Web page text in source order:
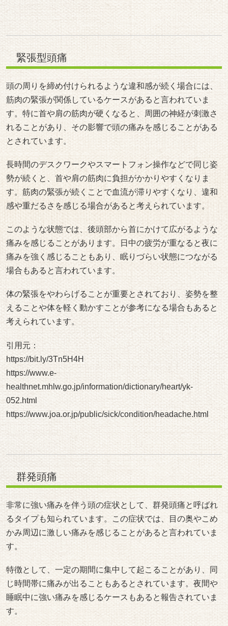
緊張型頭痛
頭の周りを締め付けられるような違和感が続く場合には、
筋肉の緊張が関係しているケースがあると言われていま
す。特に首や肩の筋肉が硬くなると、周囲の神経が刺激さ
れることがあり、その影響で頭の痛みを感じることがある
とされています。
長時間のデスクワークやスマートフォン操作などで同じ姿
勢が続くと、首や肩の筋肉に負担がかかりやすくなりま
す。筋肉の緊張が続くことで血流が滞りやすくなり、違和
感や重だるさを感じる場合があると考えられています。
このような状態では、後頭部から首にかけて広がるような
痛みを感じることがあります。日中の疲労が重なると夜に
痛みを強く感じることもあり、眠りづらい状態につながる
場合もあると言われています。
体の緊張をやわらげることが重要とされており、姿勢を整
えることや体を軽く動かすことが参考になる場合もあると
考えられています。
引用元：
https://bit.ly/3Tn5H4H
https://www.e-
healthnet.mhlw.go.jp/information/dictionary/heart/yk-
052.html
https://www.joa.or.jp/public/sick/condition/headache.html
群発頭痛
非常に強い痛みを伴う頭の症状として、群発頭痛と呼ばれ
るタイプも知られています。この症状では、目の奥やこめ
かみ周辺に激しい痛みを感じることがあると言われていま
す。
特徴として、一定の期間に集中して起こることがあり、同
じ時間帯に痛みが出ることもあるとされています。夜間や
睡眠中に強い痛みを感じるケースもあると報告されていま
す。